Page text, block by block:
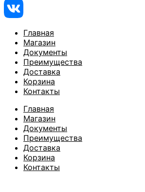
Главная
Магазин
Документы
Преимущества
Доставка
Корзина
Контакты
Главная
Магазин
Документы
Преимущества
Доставка
Корзина
Контакты